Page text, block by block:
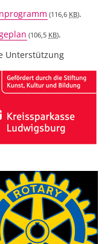
(116,6 KB).
(106,5 KB).
Unterstützung